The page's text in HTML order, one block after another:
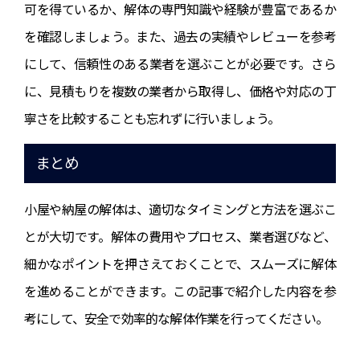
可を得ているか、解体の専門知識や経験が豊富であるか
を確認しましょう。また、過去の実績やレビューを参考
にして、信頼性のある業者を選ぶことが必要です。さら
に、見積もりを複数の業者から取得し、価格や対応の丁
寧さを比較することも忘れずに行いましょう。
まとめ
小屋や納屋の解体は、適切なタイミングと方法を選ぶこ
とが大切です。解体の費用やプロセス、業者選びなど、
細かなポイントを押さえておくことで、スムーズに解体
を進めることができます。この記事で紹介した内容を参
考にして、安全で効率的な解体作業を行ってください。